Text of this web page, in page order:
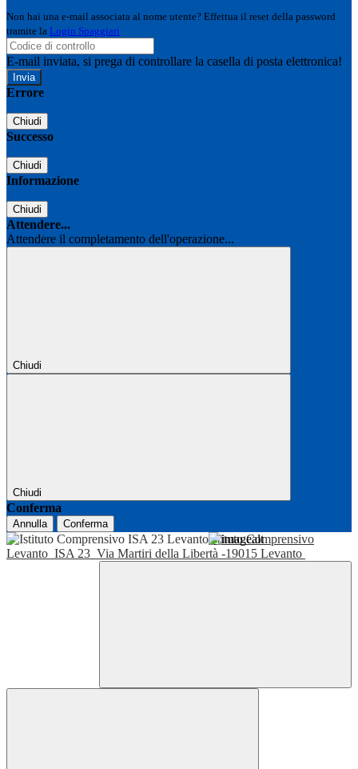
Non hai una e-mail associata al nome utente? Effettua il reset della password
tramite la Login Spaggiari
E-mail inviata, si prega di controllare la casella di posta elettronica!
Errore
Chiudi
Successo
Chiudi
Informazione
Chiudi
Attendere...
Attendere il completamento dell'operazione...
Chiudi
Chiudi
Conferma
Annulla Conferma
Istituto Comprensivo
Levanto ISA 23 Via Martiri della Libertà -19015 Levanto